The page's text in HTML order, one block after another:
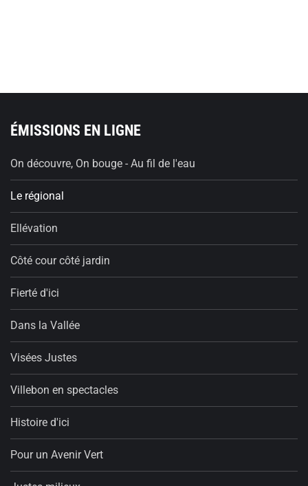
ÉMISSIONS EN LIGNE
On découvre, On bouge - Au fil de l'eau
Le régional
Ellévation
Côté cour côté jardin
Fierté d'ici
Dans la Vallée
Visées Justes
Villebon en spectacles
Histoire d'ici
Pour un Avenir Vert